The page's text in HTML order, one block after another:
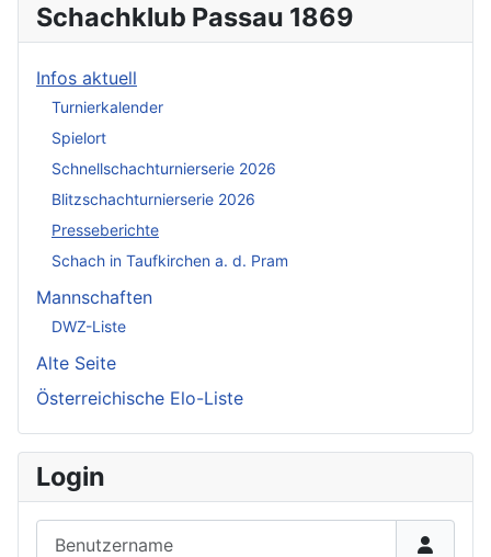
Schachklub Passau 1869
Infos aktuell
Turnierkalender
Spielort
Schnellschachturnierserie 2026
Blitzschachturnierserie 2026
Presseberichte
Schach in Taufkirchen a. d. Pram
Mannschaften
DWZ-Liste
Alte Seite
Österreichische Elo-Liste
Login